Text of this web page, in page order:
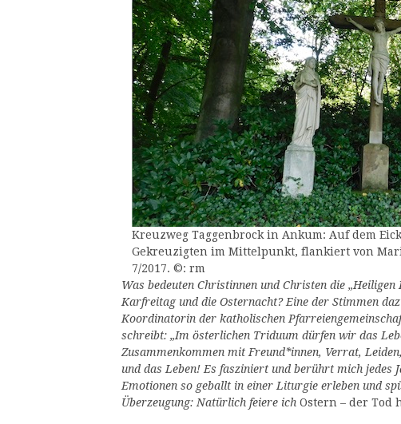
Kreuzweg Taggenbrock in Ankum: Auf dem
Gekreuzigten im Mittelpunkt, flankiert von
7/2017. ©: rm
Was bedeuten Christinnen und Christen die
Karfreitag und die Osternacht? Eine der Stimmen
Koordinatorin der katholischen
schreibt: „Im österlichen Triduum dürfen wir das
Zusammenkommen mit Freund*innen, Verrat,
und das Leben! Es fasziniert und berührt mich jedes
Emotionen so geballt in einer Liturgie erleben und
Überzeugung: Natürlich feiere ich Ostern – der Tod